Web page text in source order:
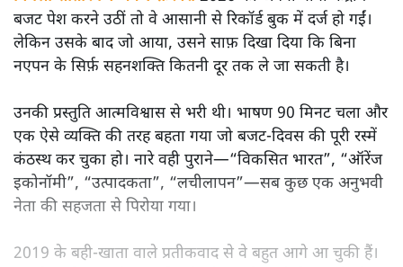
मोदी सरकार का बजट 2026 बड़े बदलाव का वादा करता दिखता है,
और ठहरे फैसलों के बीच बजट की आलोचनात्मक समीक्षा पढ़िए।
बजट पेश करने उठीं तो वे आसानी से रिकॉर्ड बुक में दर्ज हो गईं।